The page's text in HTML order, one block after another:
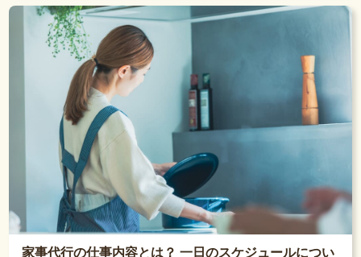
家事代行の仕事内容とは？ 一日のスケジュールについ